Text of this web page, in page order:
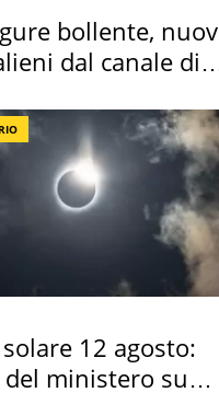
bollente,
dal canale di
12 agosto:
del ministero su